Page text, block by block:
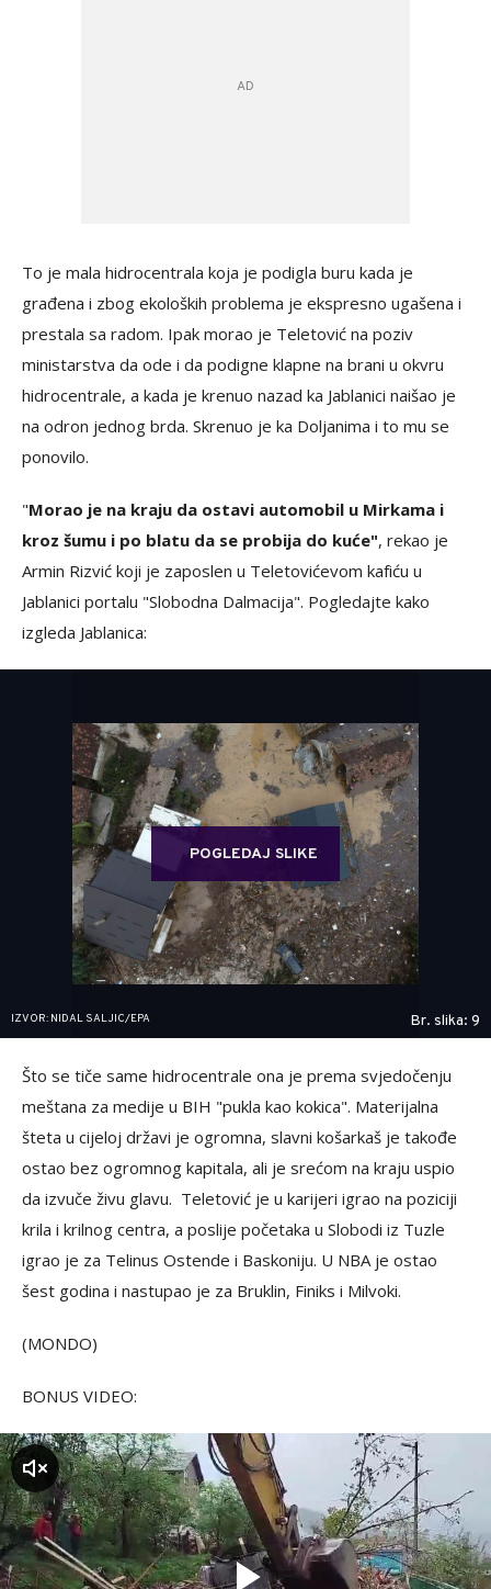
To je mala hidrocentrala koja je podigla buru kada je
građena i zbog ekoloških problema je ekspresno ugašena i
prestala sa radom. Ipak morao je Teletović na poziv
ministarstva da ode i da podigne klapne na brani u okvru
hidrocentrale, a kada je krenuo nazad ka Jablanici naišao je
na odron jednog brda. Skrenuo je ka Doljanima i to mu se
ponovilo.
"Morao je na kraju da ostavi automobil u Mirkama i
kroz šumu i po blatu da se probija do kuće", rekao je
Armin Rizvić koji je zaposlen u Teletovićevom kafiću u
Jablanici portalu "Slobodna Dalmacija". Pogledajte kako
izgleda Jablanica:
POGLEDAJ SLIKE
IZVOR: NIDAL SALJIC/EPA Br. slika: 9
Što se tiče same hidrocentrale ona je prema svjedočenju
meštana za medije u BIH "pukla kao kokica". Materijalna
šteta u cijeloj državi je ogromna, slavni košarkaš je takođe
ostao bez ogromnog kapitala, ali je srećom na kraju uspio
da izvuče živu glavu. Teletović je u karijeri igrao na poziciji
krila i krilnog centra, a poslije početaka u Slobodi iz Tuzle
igrao je za Telinus Ostende i Baskoniju. U NBA je ostao
šest godina i nastupao je za Bruklin, Finiks i Milvoki.
(MONDO)
BONUS VIDEO: